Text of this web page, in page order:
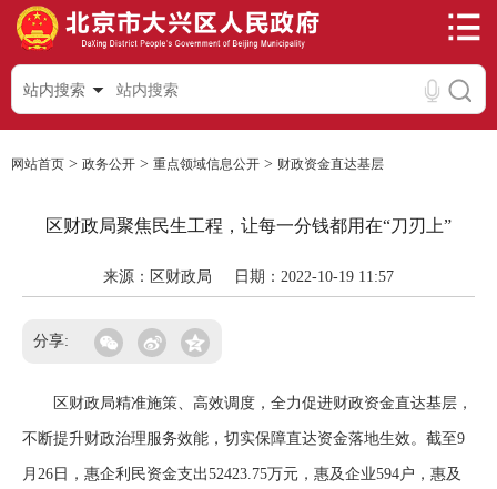
站内搜索
网站首页 > 政务公开 > 重点领域信息公开 > 财政资金直达基层
区财政局聚焦民生工程，让每一分钱都用在“刀刃上”
来源：区财政局 日期：2022-10-19 11:57
分享:
区财政局精准施策、高效调度，全力促进财政资金直达基层，
不断提升财政治理服务效能，切实保障直达资金落地生效。截至9
月26日，惠企利民资金支出52423.75万元，惠及企业594户，惠及